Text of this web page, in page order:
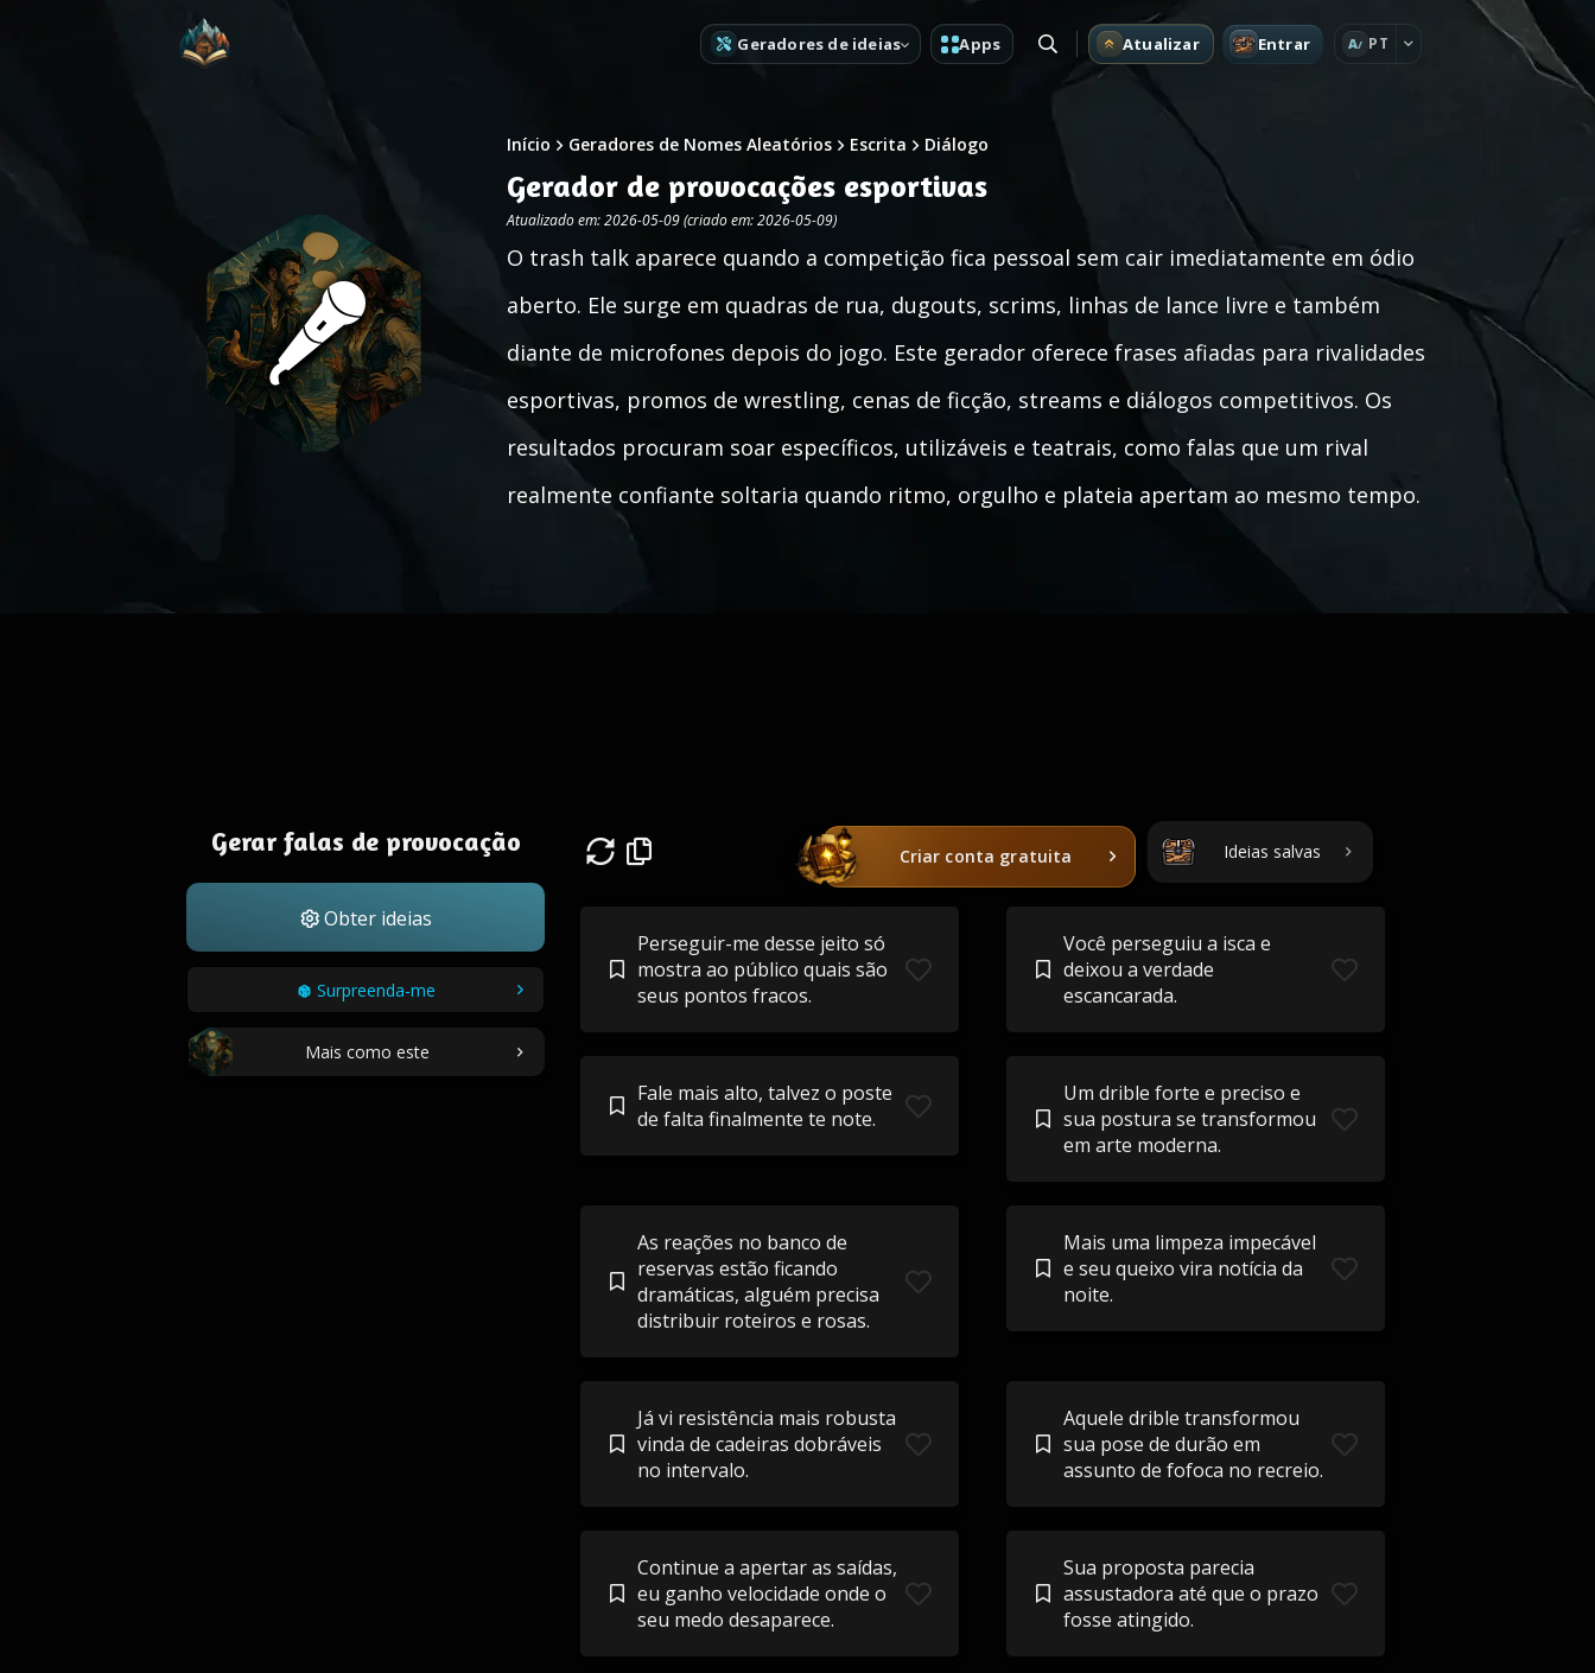
Geradores de ideias Apps Atualizar Entrar A PT
Início Geradores de Nomes Aleatórios Escrita Diálogo
Gerador de provocações esportivas
Atualizado em: 2026-05-09 (criado em: 2026-05-09)
O trash talk aparece quando a competição fica pessoal sem cair imediatamente em ódio
aberto. Ele surge em quadras de rua, dugouts, scrims, linhas de lance livre e também
diante de microfones depois do jogo. Este gerador oferece frases afiadas para rivalidades
esportivas, promos de wrestling, cenas de ficção, streams e diálogos competitivos. Os
resultados procuram soar específicos, utilizáveis e teatrais, como falas que um rival
realmente confiante soltaria quando ritmo, orgulho e plateia apertam ao mesmo tempo.
Gerar falas de provocação
Obter ideias
Surpreenda-me
Mais como este
Criar conta gratuita Ideias salvas
Perseguir-me desse jeito só
mostra ao público quais são
seus pontos fracos.
Você perseguiu a isca e
deixou a verdade
escancarada.
Fale mais alto, talvez o poste
de falta finalmente te note.
Um drible forte e preciso e
sua postura se transformou
em arte moderna.
As reações no banco de
reservas estão ficando
dramáticas, alguém precisa
distribuir roteiros e rosas.
Mais uma limpeza impecável
e seu queixo vira notícia da
noite.
Já vi resistência mais robusta
vinda de cadeiras dobráveis ​​
no intervalo.
Aquele drible transformou
sua pose de durão em
assunto de fofoca no recreio.
Continue a apertar as saídas,
eu ganho velocidade onde o
seu medo desaparece.
Sua proposta parecia
assustadora até que o prazo
fosse atingido.